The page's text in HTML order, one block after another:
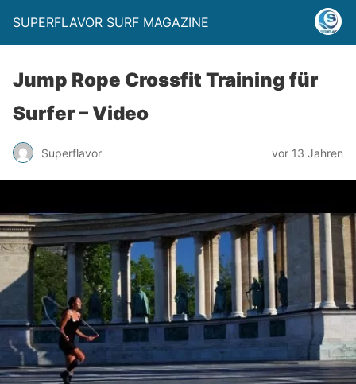
SUPERFLAVOR SURF MAGAZINE
Jump Rope Crossfit Training für
Surfer – Video
Superflavor vor 13 Jahren